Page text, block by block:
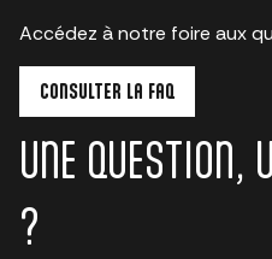
Accédez à notre foire aux
CONSULTER LA FAQ
UNE QUESTION,
?